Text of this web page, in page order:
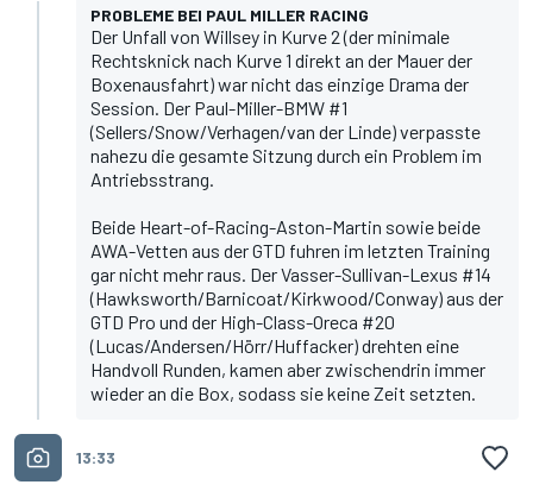
PROBLEME BEI PAUL MILLER RACING
Der Unfall von Willsey in Kurve 2 (der minimale
Rechtsknick nach Kurve 1 direkt an der Mauer der
Boxenausfahrt) war nicht das einzige Drama der
Session. Der Paul-Miller-BMW #1
(Sellers/Snow/Verhagen/van der Linde) verpasste
nahezu die gesamte Sitzung durch ein Problem im
Antriebsstrang.
Beide Heart-of-Racing-Aston-Martin sowie beide
AWA-Vetten aus der GTD fuhren im letzten Training
gar nicht mehr raus. Der Vasser-Sullivan-Lexus #14
(Hawksworth/Barnicoat/Kirkwood/Conway) aus der
GTD Pro und der High-Class-Oreca #20
(Lucas/Andersen/Hörr/Huffacker) drehten eine
Handvoll Runden, kamen aber zwischendrin immer
wieder an die Box, sodass sie keine Zeit setzten.
13:33